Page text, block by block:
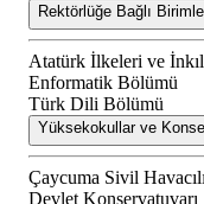
Rektörlüğe Bağlı
Atatürk İlkeleri ve
Enformatik Bölümü
Türk Dili Bölümü
Yüksekokullar ve
Çaycuma Sivil
Devlet Konservatuvarı